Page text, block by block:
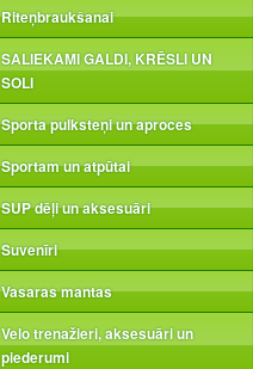
Riteņbraukšanai
SALIEKAMI GALDI, KRĒSLI UN
SOLI
Sporta pulksteņi un aproces
Sportam un atpūtai
SUP dēļi un aksesuāri
Suvenīri
Vasaras mantas
Velo trenažieri, aksesuāri un
piederumi